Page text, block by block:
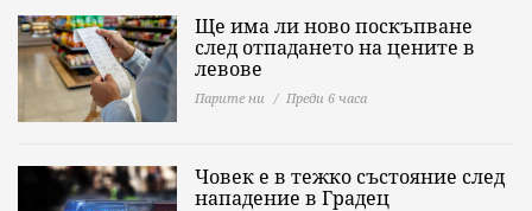
Ще има ли ново поскъпване
след отпадането на цените в
левове
Парите ни Преди 6 часа
Човек е в тежко състояние след
нападение в Градец